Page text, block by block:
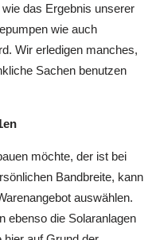
das Ergebnis unserer
wie auch
Wir erledigen manches,
Sachen benutzen
möchte, der ist bei
Bandbreite, kann
auswählen.
ebenso die Solaranlagen